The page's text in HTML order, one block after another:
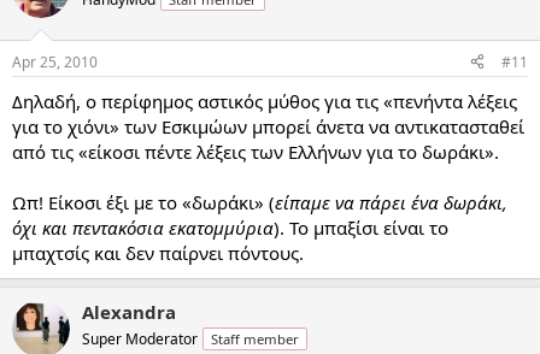
Apr 25, 2010 #11
Δηλαδή, ο περίφημος αστικός μύθος για τις «πενήντα λέξεις
για το χιόνι» των Εσκιμώων μπορεί άνετα να αντικατασταθεί
από τις «είκοσι πέντε λέξεις των Ελλήνων για το δωράκι».
Ωπ! Είκοσι έξι με το «δωράκι» (είπαμε να πάρει ένα δωράκι,
όχι και πεντακόσια εκατομμύρια). Το μπαξίσι είναι το
μπαχτσίς και δεν παίρνει πόντους.
Alexandra
Super Moderator Staff member